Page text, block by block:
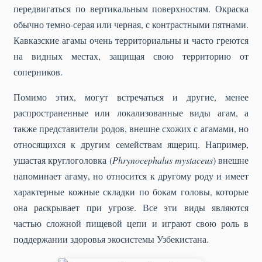
передвигаться по вертикальным поверхностям. Окраска
обычно темно-серая или черная, с контрастными пятнами.
Кавказские агамы очень территориальны и часто греются
на видных местах, защищая свою территорию от
соперников.
Помимо этих, могут встречаться и другие, менее
распространенные или локализованные виды агам, а
также представители родов, внешне схожих с агамами, но
относящихся к другим семействам ящериц. Например,
ушастая круглоголовка (Phrynocephalus mystaceus) внешне
напоминает агаму, но относится к другому роду и имеет
характерные кожные складки по бокам головы, которые
она раскрывает при угрозе. Все эти виды являются
частью сложной пищевой цепи и играют свою роль в
поддержании здоровья экосистемы Узбекистана.